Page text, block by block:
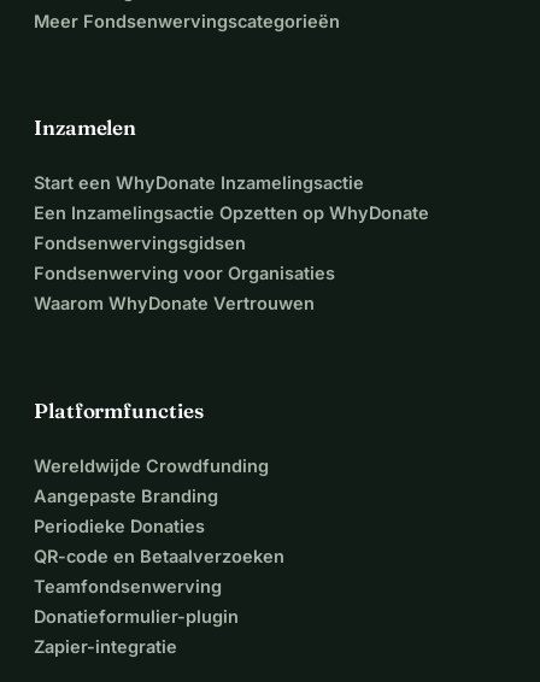
Meer Fondsenwervingscategorieën
Inzamelen
Start een WhyDonate Inzamelingsactie
Een Inzamelingsactie Opzetten op WhyDonate
Fondsenwervingsgidsen
Fondsenwerving voor Organisaties
Waarom WhyDonate Vertrouwen
Platformfuncties
Wereldwijde Crowdfunding
Aangepaste Branding
Periodieke Donaties
QR-code en Betaalverzoeken
Teamfondsenwerving
Donatieformulier-plugin
Zapier-integratie